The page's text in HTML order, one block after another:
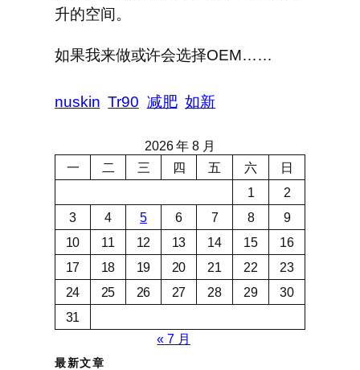
升的空间。
如果我来做或许会选择OEM……
nuskin Tr90 减肥 如新
2026 年 8 月
一
二 三 四 五 六
日
1
2
3
4 5 6 7 8
9
10
11 12 13 14 15
16
17
18 19 20 21 22
23
24
25 26 27 28 29
30
31
« 7 月
最新文章